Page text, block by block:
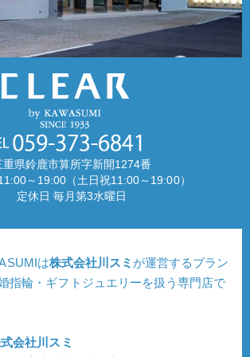
重県鈴鹿市算所字新開1274番
～19:00（土日祝11:00～19:00）
定休日 毎月第3水曜日
は株式会社川スミ が運営するブラン
指輪・ギフトジュエリーを扱う専門店で
会社川スミ